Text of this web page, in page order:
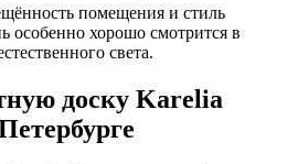
помещения и стиль
особенно хорошо смотрится в
света.
доску Karelia